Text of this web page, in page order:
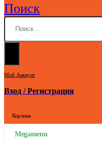
Поиск
Мой Аккаунт
Вход / Регистрация
Корзина
Megamenu